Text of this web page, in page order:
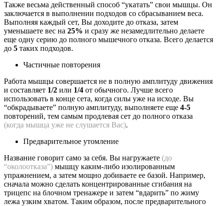
Также весьма действенный способ “укатать” свои мышцы. Он
заключается в выполнении подходов со сбрасыванием веса.
Выполняя каждый сет, Вы доходите до отказа, затем
уменьшаете вес на 25% и сразу же незамедлительно делаете
еще одну серию до полного мышечного отказа. Всего делается
до 5 таких подходов.
Частичные повторения
Работа мышцы совершается не в полную амплитуду движения
и составляет 1/2 или 1/4 от обычного. Лучше всего
использовать в конце сета, когда силы уже на исходе. Вы
“обкрадываете” полную амплитуду, выполняете еще 4-5
повторений, тем самым продлевая сет до полного отказа
(когда мышца уже не слушается Вас).
Предварительное утомление
Название говорит само за себя. Вы нагружаете (до
“околоотказа”) мышцу каким-либо изолированным
упражнением, а затем мощно добиваете ее базой. Например,
сначала можно сделать концентрированные сгибания на
трицепс на блочном тренажере и затем “вдарить” по жиму
лежа узким хватом. Таким образом, после предварительного